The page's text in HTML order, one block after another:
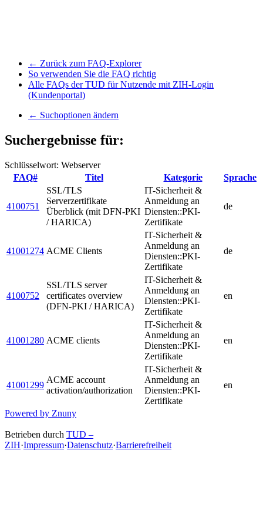
← Zurück zum FAQ-Explorer
So verwenden Sie die FAQ richtig
Alle FAQs der TUD für Nutzende mit ZIH-Login
(Kundenportal)
← Suchoptionen ändern
Suchergebnisse für:
Schlüsselwort: Webserver
FAQ#
Titel Kategorie Sprache
4100751
SSL/TLS
Serverzertifikate
Überblick (mit DFN-PKI
/ HARICA)
IT-Sicherheit &
Anmeldung an
Diensten::PKI-
Zertifikate
de
41001274 ACME Clients
IT-Sicherheit &
Anmeldung an
Diensten::PKI-
Zertifikate
de
4100752
SSL/TLS server
certificates overview
(DFN-PKI / HARICA)
IT-Sicherheit &
Anmeldung an
Diensten::PKI-
Zertifikate
en
41001280 ACME clients
IT-Sicherheit &
Anmeldung an
Diensten::PKI-
Zertifikate
en
41001299
ACME account
activation/authorization
IT-Sicherheit &
Anmeldung an
Diensten::PKI-
Zertifikate
en
Powered by Znuny
Betrieben durch TUD –
ZIH·Impressum·Datenschutz·Barrierefreiheit